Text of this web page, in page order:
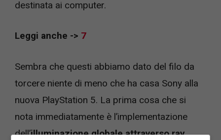
destinata ai computer.
Leggi anche -> 7
Sembra che questi abbiamo dato del filo da
torcere niente di meno che ha casa Sony alla
nuova PlayStation 5. La prima cosa che si
nota immediatamente è l’implementazione
dell’illuminazione globale attraverso ray